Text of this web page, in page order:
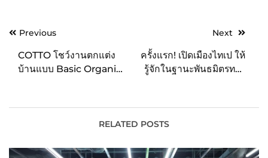
PostPrevious
COTTO โชว์งานตกแต่ง
บ้านแบบ Basic Organic
ความเป็นอยู่ที่ยั่งยืนอย่างมี
Next
ครั้งแรก! เปิดเมืองไทเป ให้
รู้จักในฐานะพันธมิตรทาง
RELATED POSTS